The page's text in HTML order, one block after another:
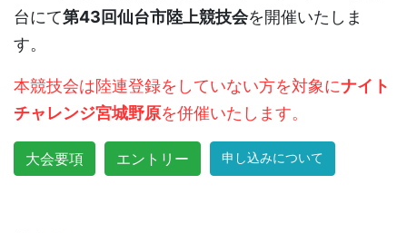
台にて第43回仙台市陸上競技会を開催いたしま
す。
本競技会は陸連登録をしていない方を対象にナイト
チャレンジ宮城野原を併催いたします。
大会要項 エントリー 申し込みについて